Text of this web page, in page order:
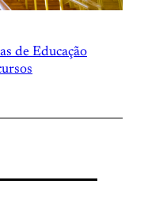
de Educação